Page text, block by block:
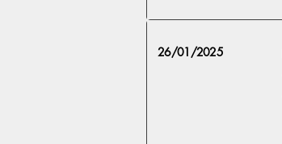
26/01/2025